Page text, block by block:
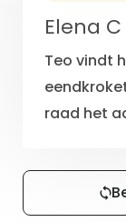
Elena C
Teo vindt
raad het